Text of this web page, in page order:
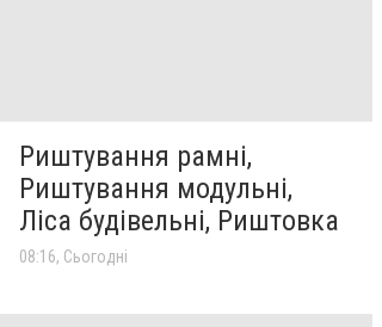
Риштування рамні,
Риштування модульні,
Ліса будівельні, Риштовка
08:16, Сьогодні